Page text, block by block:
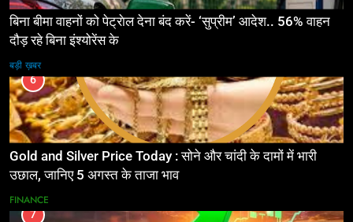
बिना बीमा वाहनों को पेट्राेल देना बंद करें- ‘सुप्रीम’ आदेश.. 56% वाहन
दौड़ रहे बिना इंश्योरेंस के
बड़ी ख़बर
6
Gold and Silver Price Today : सोने और चांदी के दामों में भारी
उछाल, जानिए 5 अगस्त के ताजा भाव
FINANCE
7